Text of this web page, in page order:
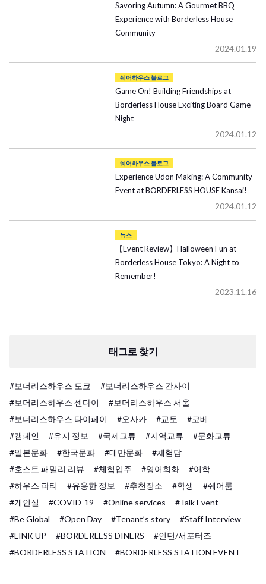
Savoring Autumn: A Gourmet BBQ
Experience with Borderless House
Community
2024.01.19
쉐어하우스 블로그
Game On! Building Friendships at
Borderless House Exciting Board Game
Night
2024.01.12
쉐어하우스 블로그
Experience Udon Making: A Community
Event at BORDERLESS HOUSE Kansai!
2024.01.12
뉴스
【Event Review】Halloween Fun at
Borderless House Tokyo: A Night to
Remember!
2023.11.16
태그로 찾기
#보더리스하우스 도쿄
#보더리스하우스 간사이
#보더리스하우스 센다이
#보더리스하우스 서울
#보더리스하우스 타이페이
#오사카 #교토
#코베
#캠페인
#유지 정보 #국제교류 #지역교류
#문화교류
#일본문화
#한국문화 #대만문화
#체험담
#호스트 패밀리 리뷰
#체험입주 #영어회화
#어학
#하우스 파티
#유용한 정보 #추천장소 #학생
#쉐어룸
#개인실
#COVID-19 #Online services
#Talk Event
#Be Global
#Open Day #Tenant’s story
#Staff Interview
#LINK UP
#BORDERLESS DINERS
#인턴/서포터즈
#BORDERLESS STATION
#BORDERLESS STATION EVENT